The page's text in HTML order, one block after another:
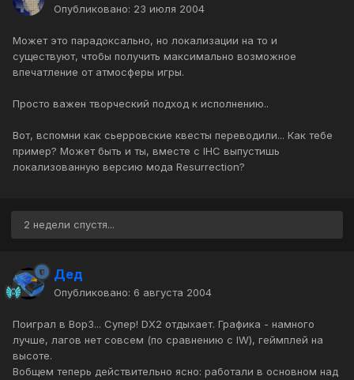
Опубликовано: 23 июля 2004
Может это парадоксально, но локализации на то и
существуют, чтобы получить максимально возможное
впечатление от атмосферы игры.
Просто важен творческий подход к исполнению..
Вот, вспомни как cьерровские квесты переводили... Как тебе
пример? Может быть и ты, вместе с IHC выпустишь
локализованную версию мода Resurrection?
2 недели спустя...
Дед
Опубликовано: 6 августа 2004
Поиграл в Вор3... Супер! DX2 отдыхает. Графика - намного
лучше, лагов нет совсем (по сравнению с IW), геймплей на
высоте.
Вобщем теперь действительно ясно: работали в основном над